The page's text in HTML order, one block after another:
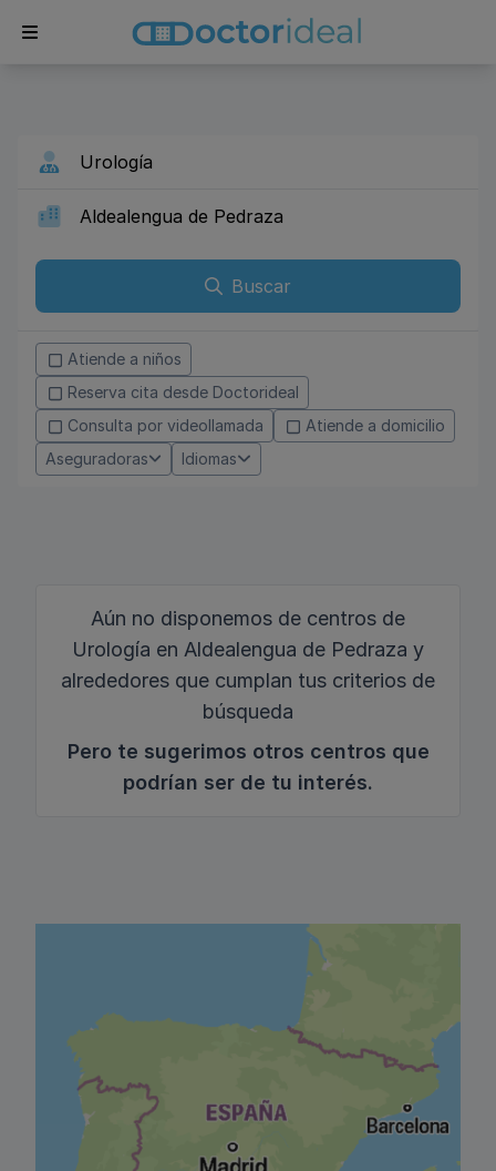
Buscar
Atiende a niños
Reserva cita desde Doctorideal
Consulta por videollamada
Atiende a domicilio
Aseguradoras
Idiomas
Aún no disponemos de centros de
Urología en Aldealengua de Pedraza y
alrededores que cumplan tus criterios de
búsqueda
Pero te sugerimos otros centros que
podrían ser de tu interés.